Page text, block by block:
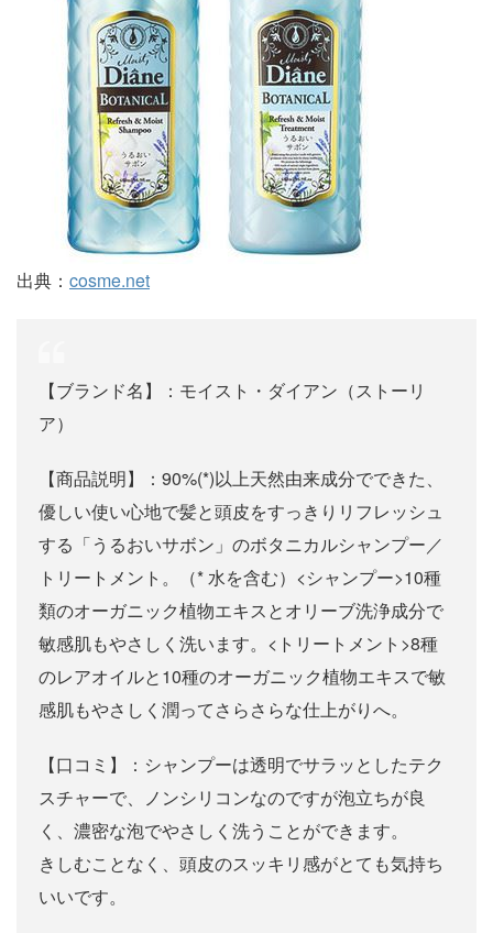
出典： cosme.net
【ブランド名】：モイスト・ダイアン（ストーリ
ア）
【商品説明】：90%(*)以上天然由来成分でできた、
優しい使い心地で髪と頭皮をすっきりリフレッシュ
する「うるおいサボン」のボタニカルシャンプー／
トリートメント。（* 水を含む）<シャンプー>10種
類のオーガニック植物エキスとオリーブ洗浄成分で
敏感肌もやさしく洗います。<トリートメント>8種
のレアオイルと10種のオーガニック植物エキスで敏
感肌もやさしく潤ってさらさらな仕上がりへ。
【口コミ】：シャンプーは透明でサラッとしたテク
スチャーで、ノンシリコンなのですが泡立ちが良
く、濃密な泡でやさしく洗うことができます。
きしむことなく、頭皮のスッキリ感がとても気持ち
いいです。